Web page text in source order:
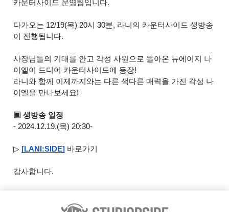
카운터사이드 운영팀입니다.
다가오는 12/19(목) 20시 30분, 라니의 카운터사이드 생방송
이 진행됩니다.
사장님들의 기대를 안고 각성 사원으로 돌아온 뉴에이지 나
이엘이 드디어 카운터사이드에 등장!
라니와 함께 이제까지와는 다른 색다른 매력을 가진 각성 나
이엘을 만나보세요!
▣ 생방송 일정
- 2024.12.19.(목) 20:30-
▷ [LANI:SIDE] 바로가기
감사합니다.